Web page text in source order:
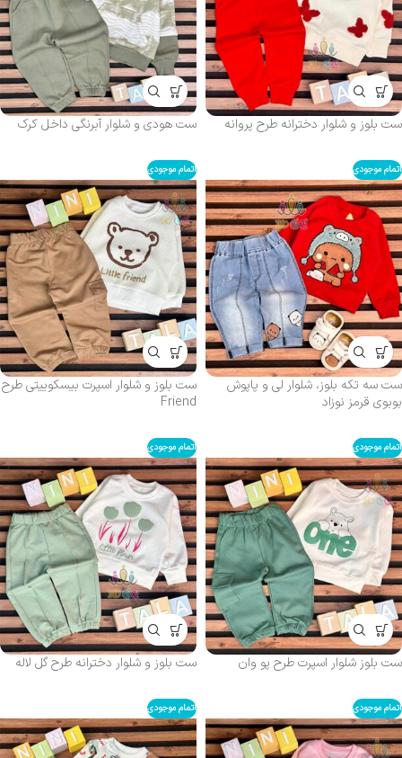
ست بلوز و شلوار دخترانه طرح پروانه ست هودی و شلوار آبرنگی داخل کرک
اتمام موجودی
ست سه‌ تکه بلوز، شلوار لی و پاپوش
بوبوی قرمز نوزاد
اتمام موجودی
ست بلوز و شلوار اسپرت بیسکوییتی طرح
Friend
اتمام موجودی
ست بلوز شلوار اسپرت طرح پو وان
اتمام موجودی
ست بلوز و شلوار دخترانه طرح گل لاله
اتمام موجودی اتمام موجودی